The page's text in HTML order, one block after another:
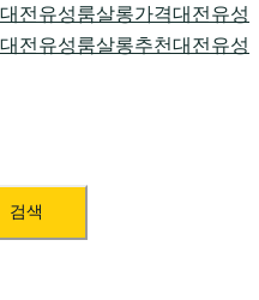
대전유성룸살롱가격대전유성
대전유성룸살롱추천대전유성
검색